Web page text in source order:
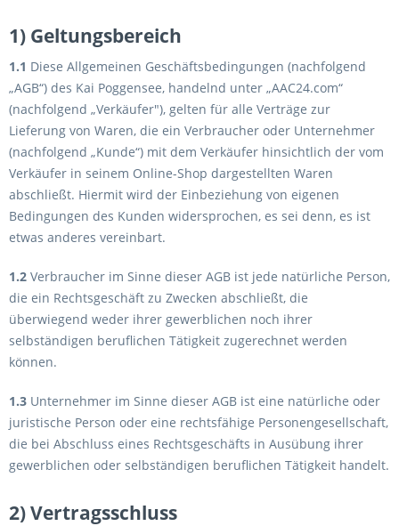
1) Geltungsbereich
1.1 Diese Allgemeinen Geschäftsbedingungen (nachfolgend
„AGB“) des Kai Poggensee, handelnd unter „AAC24.com“
(nachfolgend „Verkäufer"), gelten für alle Verträge zur
Lieferung von Waren, die ein Verbraucher oder Unternehmer
(nachfolgend „Kunde“) mit dem Verkäufer hinsichtlich der vom
Verkäufer in seinem Online-Shop dargestellten Waren
abschließt. Hiermit wird der Einbeziehung von eigenen
Bedingungen des Kunden widersprochen, es sei denn, es ist
etwas anderes vereinbart.
1.2 Verbraucher im Sinne dieser AGB ist jede natürliche Person,
die ein Rechtsgeschäft zu Zwecken abschließt, die
überwiegend weder ihrer gewerblichen noch ihrer
selbständigen beruflichen Tätigkeit zugerechnet werden
können.
1.3 Unternehmer im Sinne dieser AGB ist eine natürliche oder
juristische Person oder eine rechtsfähige Personengesellschaft,
die bei Abschluss eines Rechtsgeschäfts in Ausübung ihrer
gewerblichen oder selbständigen beruflichen Tätigkeit handelt.
2) Vertragsschluss